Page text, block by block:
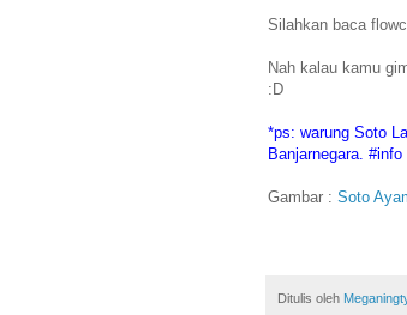
Silahkan baca
Nah kalau kamu
:D
*ps: warung Soto
Banjarnegara.
Gambar : Soto
Ditulis oleh